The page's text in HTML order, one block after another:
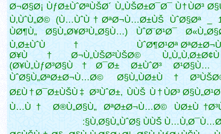
Ø¬Ø§Ø¡ ÙƒØ±ÙˆØªÙŠØ´ Ù„ÙŠØ±Ø¯Ø¯ Ù†ÙØ³
Ù‚ÙˆÙ„Ø© (Ù…ÙˆÙ†ØªØ¬Ù…Ø±ÙŠ ÙˆØ§Øª _
ÙØ¶Ù„ Ø§Ù„Ø¥Ø³Ù„Ø§Ù…) ÙˆØ¨Ø¹Ø¯
Ù‚Ø±ÙˆÙ† ÙˆØ¶Ø¹Øª
Ø¥Ù†Ø¬Ù„ÙŠØ²ÙŠØ©
(Ø¥Ù„ÙƒØ³Ø§Ù†Ø¯Ø± Ø±ÙˆØ³ Ø¹Ø§Ù…
ÙˆØ§Ù„ØªØ±Ø¬Ù…Ø©
Ø£Ù†Ø¯Ø±ÙŠÙ‡ Ø³ÙˆØ±, ÙÙŠ Ù†ÙØ³
Ù…Ù† Ø®Ù„Ø§Ù„ ØªØ±Ø¬Ù…Ø©
Ù‚Ø§Ù„ÙˆØ§ ÙÙŠ